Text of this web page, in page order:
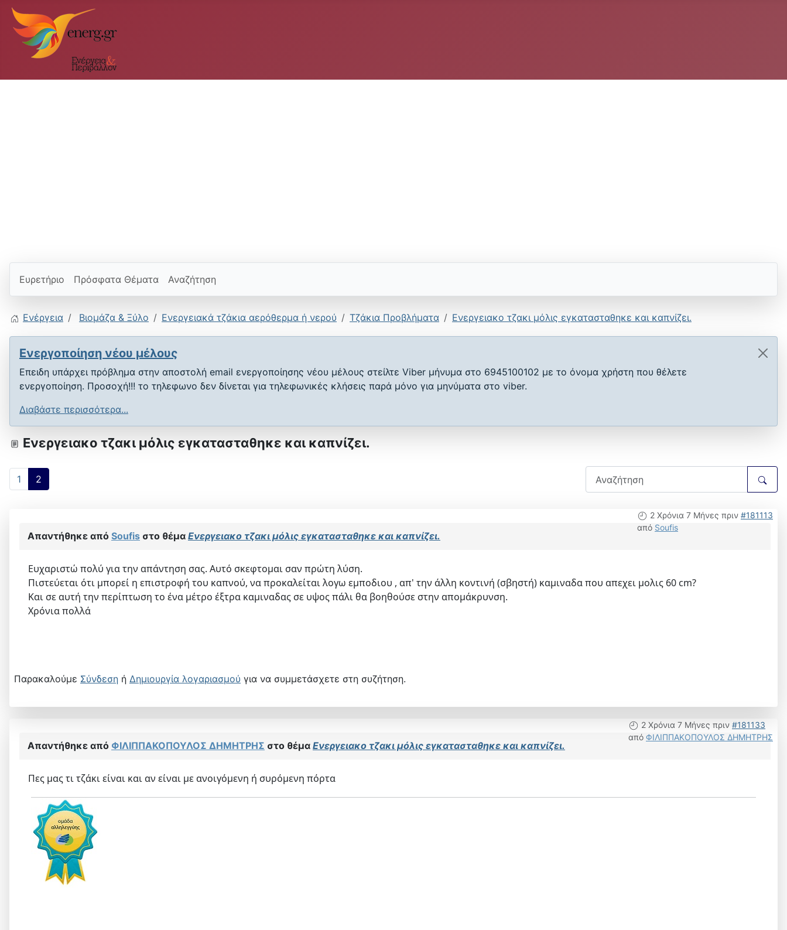
Ευρετήριο Πρόσφατα Θέματα Αναζήτηση
Ενέργεια Βιομάζα & Ξύλο Ενεργειακά τζάκια αερόθερμα ή νερού Τζάκια Προβλήματα Ενεργειακο τζακι μόλις εγκατασταθηκε και καπνίζει.
Ενεργοποίηση νέου μέλους
Επειδη υπάρχει πρόβλημα στην αποστολή email ενεργοποίησης νέου μέλους στείλτε Viber μήνυμα στο 6945100102 με το όνομα χρήστη που θέλετε
ενεργοποίηση. Προσοχή!!! το τηλεφωνο δεν δίνεται για τηλεφωνικές κλήσεις παρά μόνο για μηνύματα στο viber.
Διαβάστε περισσότερα...
Ενεργειακο τζακι μόλις εγκατασταθηκε και καπνίζει.
1 2
2 Χρόνια 7 Μήνες πριν #181113
από Soufis
Απαντήθηκε από Soufis στο θέμα Ενεργειακο τζακι μόλις εγκατασταθηκε και καπνίζει.
Ευχαριστώ πολύ για την απάντηση σας. Αυτό σκεφτομαι σαν πρώτη λύση.
Πιστεύεται ότι μπορεί η επιστροφή του καπνού, να προκαλείται λογω εμποδιου , απ' την άλλη κοντινή (σβηστή) καμιναδα που απεχει μολις 60 cm?
Και σε αυτή την περίπτωση το ένα μέτρο έξτρα καμιναδας σε υψος πάλι θα βοηθούσε στην απομάκρυνση.
Χρόνια πολλά
Παρακαλούμε Σύνδεση ή Δημιουργία λογαριασμού για να συμμετάσχετε στη συζήτηση.
2 Χρόνια 7 Μήνες πριν #181133
από ΦΙΛΙΠΠΑΚΟΠΟΥΛΟΣ ΔΗΜΗΤΡΗΣ
Απαντήθηκε από ΦΙΛΙΠΠΑΚΟΠΟΥΛΟΣ ΔΗΜΗΤΡΗΣ στο θέμα Ενεργειακο τζακι μόλις εγκατασταθηκε και καπνίζει.
Πες μας τι τζάκι είναι και αν είναι με ανοιγόμενη ή συρόμενη πόρτα